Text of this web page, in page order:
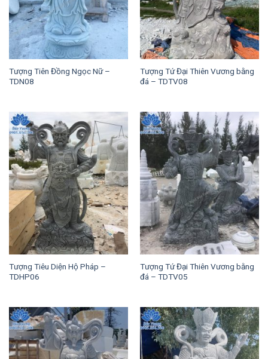
Tượng Tiên Đồng Ngọc Nữ –
TDN08
Tượng Tứ Đại Thiên Vương bằng
đá – TDTV08
Tượng Tiêu Diện Hộ Pháp –
TDHP06
Tượng Tứ Đại Thiên Vương bằng
đá – TDTV05